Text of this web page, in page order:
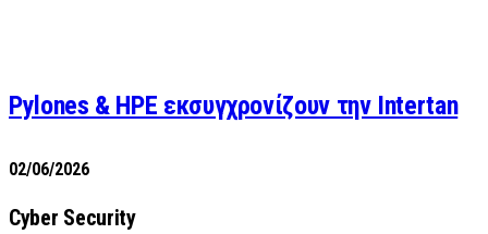
Pylones & HPE εκσυγχρονίζουν την Intertan
02/06/2026
Cyber Security